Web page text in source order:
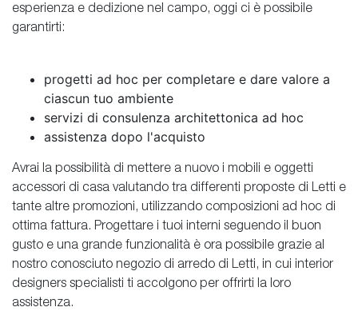
esperienza e dedizione nel campo, oggi ci è possibile
garantirti:
progetti ad hoc per completare e dare valore a
ciascun tuo ambiente
servizi di consulenza architettonica ad hoc
assistenza dopo l'acquisto
Avrai la possibilità di mettere a nuovo i mobili e oggetti
accessori di casa valutando tra differenti proposte di Letti e
tante altre promozioni, utilizzando composizioni ad hoc di
ottima fattura. Progettare i tuoi interni seguendo il buon
gusto e una grande funzionalità è ora possibile grazie al
nostro conosciuto negozio di arredo di Letti, in cui interior
designers specialisti ti accolgono per offrirti la loro
assistenza.